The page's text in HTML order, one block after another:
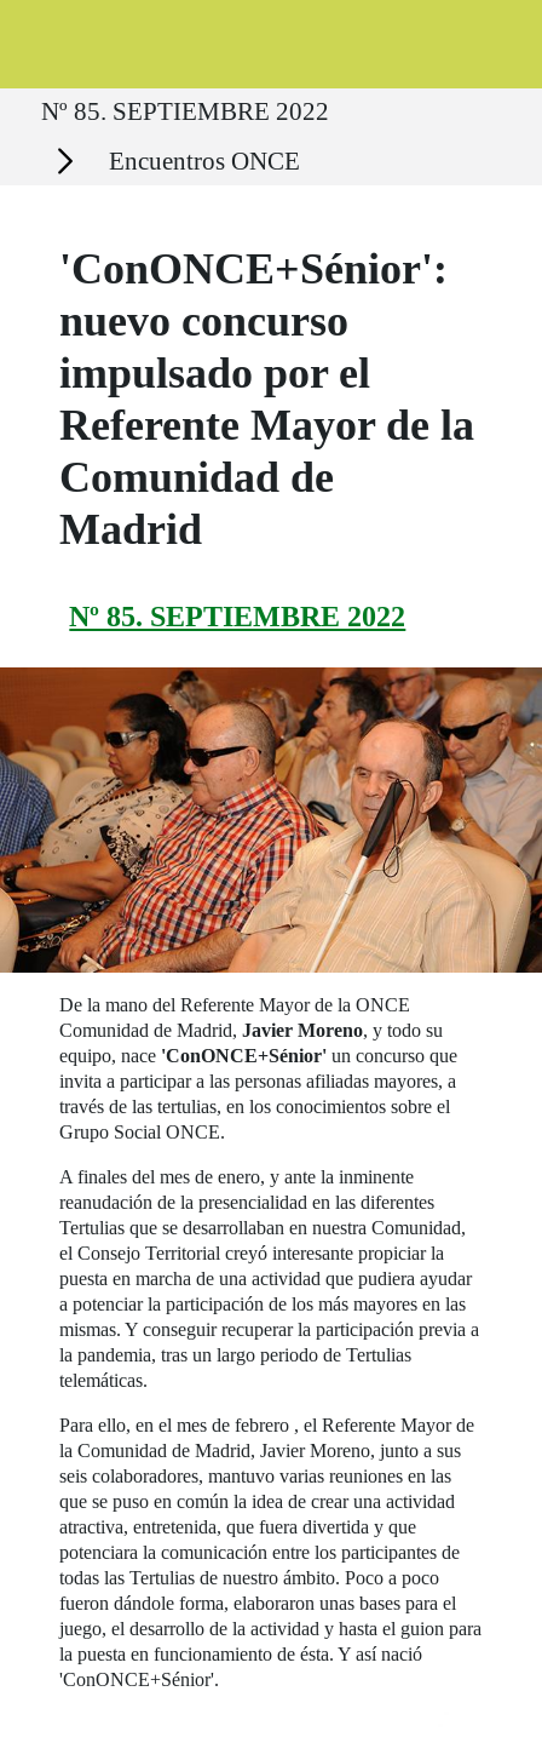
Ruta del sitio
Nº 85. SEPTIEMBRE 2022
Secciones Encuentros ONCE
'ConONCE+Sénior':
nuevo concurso
impulsado por el
Referente Mayor de la
Comunidad de
Madrid
Nº 85. SEPTIEMBRE 2022
De la mano del Referente Mayor de la ONCE
Comunidad de Madrid,Javier Moreno, y todo su
equipo, nace 'ConONCE+Sénior' un concurso que
invita a participar a las personas afiliadas mayores, a
través de las tertulias, en los conocimientos sobre el
Grupo Social ONCE.
A finales del mes de enero, y ante la inminente
reanudación de la presencialidad en las diferentes
Tertulias que se desarrollaban en nuestra Comunidad,
el Consejo Territorial creyó interesante propiciar la
puesta en marcha de una actividad que pudiera ayudar
a potenciar la participación de los más mayores en las
mismas. Y conseguir recuperar la participación previa a
la pandemia, tras un largo periodo de Tertulias
telemáticas.
Para ello, en el mes de febrero , el Referente Mayor de
la Comunidad de Madrid, Javier Moreno, junto a sus
seis colaboradores, mantuvo varias reuniones en las
que se puso en común la idea de crear una actividad
atractiva, entretenida, que fuera divertida y que
potenciara la comunicación entre los participantes de
todas las Tertulias de nuestro ámbito. Poco a poco
fueron dándole forma, elaboraron unas bases para el
juego, el desarrollo de la actividad y hasta el guion para
la puesta en funcionamiento de ésta. Y así nació
'ConONCE+Sénior'.